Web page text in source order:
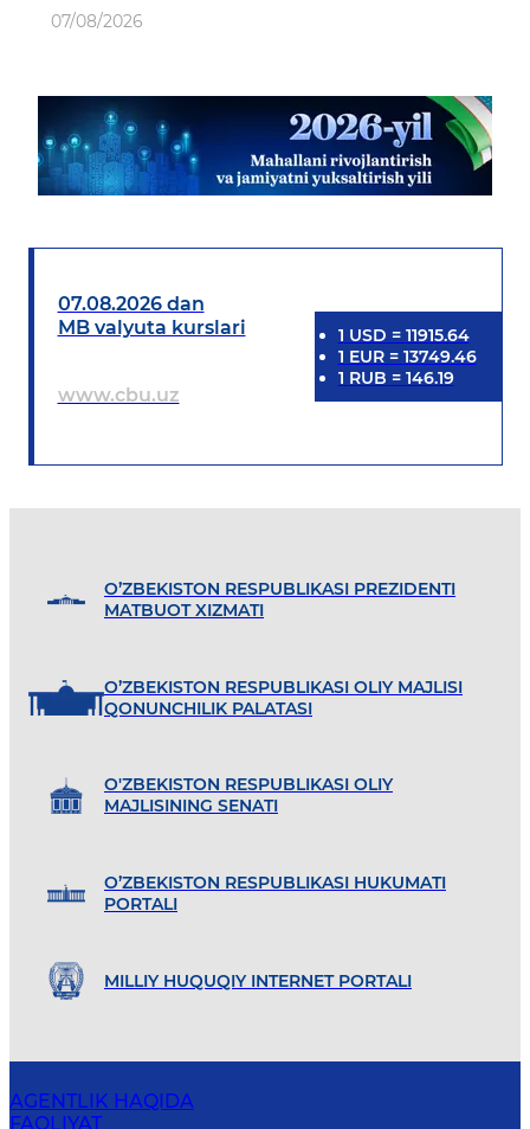
07/08/2026
07.08.2026 dan
MB valyuta kurslari
www.cbu.uz
1 USD = 11915.64
1 EUR= 13749.46
1 RUB = 146.19
O’ZBEKISTON RESPUBLIKASI PREZIDENTI
MATBUOT XIZMATI
O’ZBEKISTON RESPUBLIKASI OLIY MAJLISI
QONUNCHILIK PALATASI
O'ZBEKISTON RESPUBLIKASI OLIY
MAJLISINING SENATI
O’ZBEKISTON RESPUBLIKASI HUKUMATI
PORTALI
MILLIY HUQUQIY INTERNET PORTALI
AGENTLIK HAQIDA
FAOLIYAT